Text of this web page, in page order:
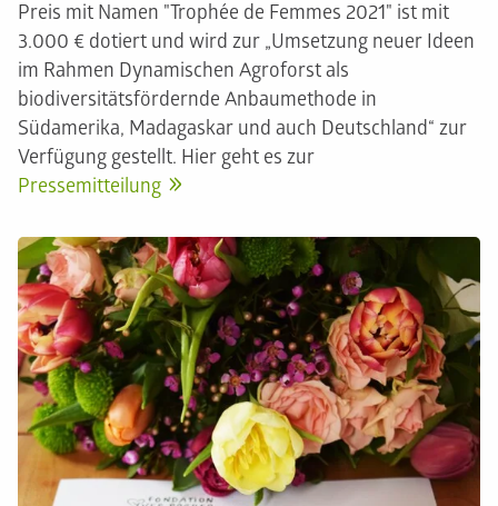
Preis mit Namen "Trophée de Femmes 2021" ist mit
3.000 € dotiert und wird zur „Umsetzung neuer Ideen
im Rahmen Dynamischen Agroforst als
biodiversitätsfördernde Anbaumethode in
Südamerika, Madagaskar und auch Deutschland“ zur
Verfügung gestellt. Hier geht es zur
Pressemitteilung